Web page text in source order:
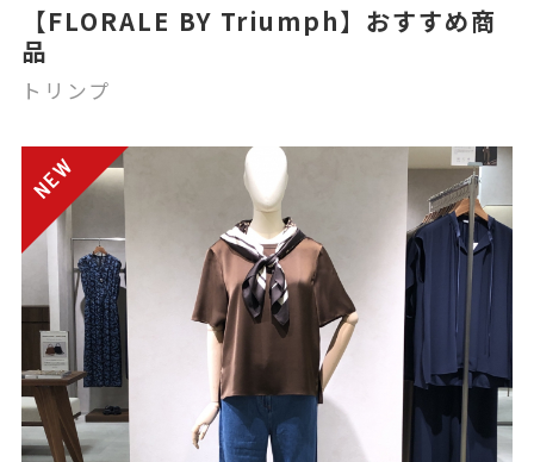
【FLORALE BY Triumph】おすすめ商
品
トリンプ